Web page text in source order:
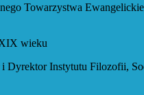
Ewangelickiego w
XIX wieku
Filozofii,